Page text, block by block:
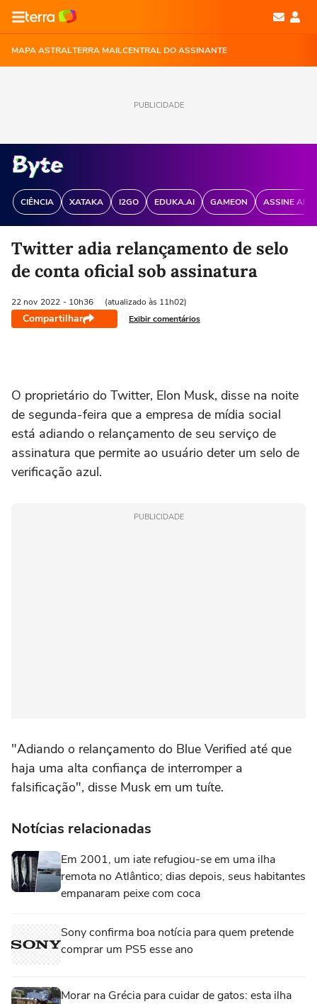
MAPA ASTRALTERRA MAILCENTRAL DO ASSINANTE
PUBLICIDADE
CIÊNCIA XATAKA I2GO EDUKA.AI GAMEON ASSINE
Twitter adia relançamento de selo
de conta oficial sob assinatura
22 nov 2022 - 10h36 (atualizado às 11h02)
Compartilhar Exibir comentários
O proprietário do Twitter, Elon Musk, disse na noite
de segunda-feira que a empresa de mídia social
está adiando o relançamento de seu serviço de
assinatura que permite ao usuário deter um selo de
verificação azul.
PUBLICIDADE
"Adiando o relançamento do Blue Verified até que
haja uma alta confiança de interromper a
falsificação", disse Musk em um tuíte.
Notícias relacionadas
Em 2001, um iate refugiou-se em uma ilha
remota no Atlântico; dias depois, seus habitantes
empanaram peixe com coca
Sony confirma boa notícia para quem pretende
comprar um PS5 esse ano
Morar na Grécia para cuidar de gatos: esta ilha